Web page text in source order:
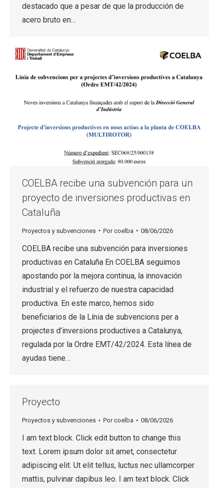
destacado que a pesar de que la producción de
acero bruto en…
COELBA recibe una subvención para un
proyecto de inversiones productivas en
Cataluña
Proyectos y subvenciones Porcoelba 08/06/2026
COELBA recibe una subvención para inversiones
productivas en Cataluña En COELBA seguimos
apostando por la mejora continua, la innovación
industrial y el refuerzo de nuestra capacidad
productiva. En este marco, hemos sido
beneficiarios de la Línia de subvencions per a
projectes d’inversions productives a Catalunya,
regulada por la Ordre EMT/42/2024. Esta línea de
ayudas tiene…
Proyecto
Proyectos y subvenciones Porcoelba 08/06/2026
I am text block. Click edit button to change this
text. Lorem ipsum dolor sit amet, consectetur
adipiscing elit. Ut elit tellus, luctus nec ullamcorper
mattis, pulvinar dapibus leo. I am text block. Click